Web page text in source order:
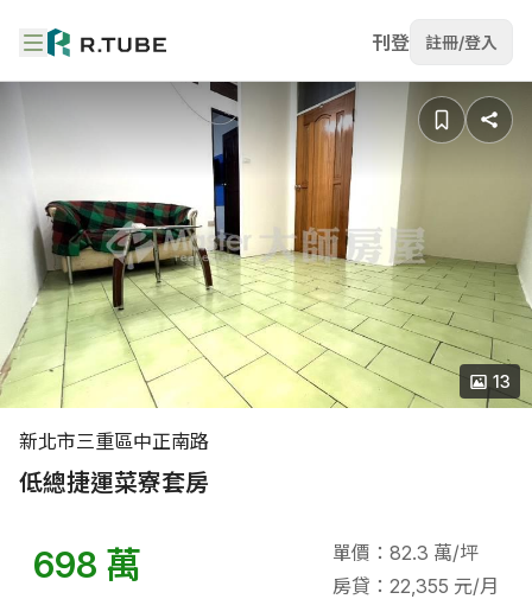
刊登 註冊/登入
新北市三重區中正南路
低總捷運菜寮套房
13
698 萬
單價：82.3 萬/坪
房貸：22,355 元/月